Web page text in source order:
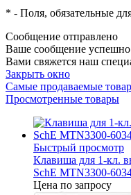
* - Поля, обязательные
Сообщение отправлено
Ваше сообщение
Вами свяжется наш
Закрыть окно
Самые продаваемые
Просмотренные товары
Быстрый просмотр
Клавиша для 1-кл.
SchE MTN3300-
Цена по запросу